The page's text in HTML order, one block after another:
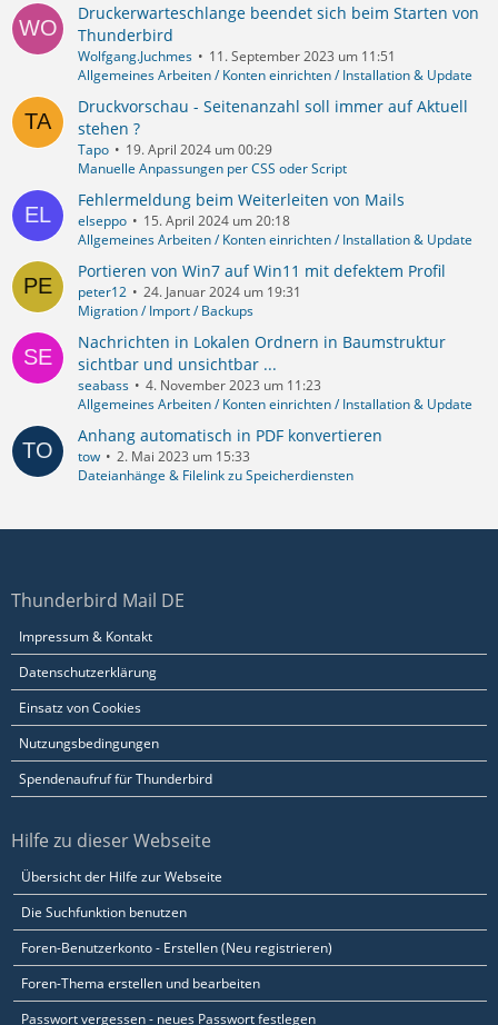
Druckerwarteschlange beendet sich beim Starten von
Thunderbird
Wolfgang.Juchmes
11. September 2023 um 11:51
Allgemeines Arbeiten / Konten einrichten / Installation & Update
Druckvorschau - Seitenanzahl soll immer auf Aktuell
stehen ?
Tapo
19. April 2024 um 00:29
Manuelle Anpassungen per CSS oder Script
Fehlermeldung beim Weiterleiten von Mails
elseppo
15. April 2024 um 20:18
Allgemeines Arbeiten / Konten einrichten / Installation & Update
Portieren von Win7 auf Win11 mit defektem Profil
peter12
24. Januar 2024 um 19:31
Migration / Import / Backups
Nachrichten in Lokalen Ordnern in Baumstruktur
sichtbar und unsichtbar ...
seabass
4. November 2023 um 11:23
Allgemeines Arbeiten / Konten einrichten / Installation & Update
Anhang automatisch in PDF konvertieren
tow
2. Mai 2023 um 15:33
Dateianhänge & Filelink zu Speicherdiensten
Thunderbird Mail DE
Impressum & Kontakt
Datenschutzerklärung
Einsatz von Cookies
Nutzungsbedingungen
Spendenaufruf für Thunderbird
Hilfe zu dieser Webseite
Übersicht der Hilfe zur Webseite
Die Suchfunktion benutzen
Foren-Benutzerkonto - Erstellen (Neu registrieren)
Foren-Thema erstellen und bearbeiten
Passwort vergessen - neues Passwort festlegen